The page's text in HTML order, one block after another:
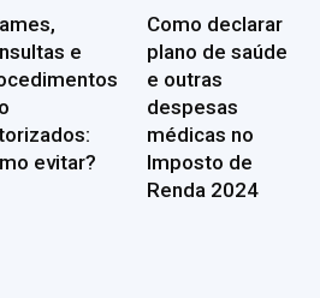
e
evitar?
Como declarar
plano de saúde
e outras
despesas
médicas no
Imposto de
Renda 2024